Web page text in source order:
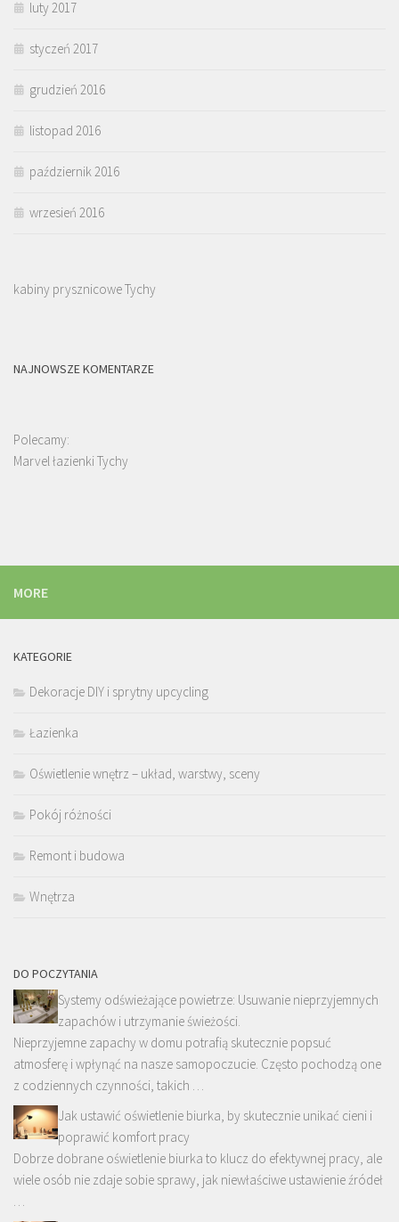
luty 2017
styczeń 2017
grudzień 2016
listopad 2016
październik 2016
wrzesień 2016
kabiny prysznicowe Tychy
NAJNOWSZE KOMENTARZE
Polecamy:
Marvel łazienki Tychy
MORE
KATEGORIE
Dekoracje DIY i sprytny upcycling
Łazienka
Oświetlenie wnętrz – układ, warstwy, sceny
Pokój różności
Remont i budowa
Wnętrza
DO POCZYTANIA
Systemy odświeżające powietrze: Usuwanie nieprzyjemnych
zapachów i utrzymanie świeżości.
Nieprzyjemne zapachy w domu potrafią skutecznie popsuć
atmosferę i wpłynąć na nasze samopoczucie. Często pochodzą one
z codziennych czynności, takich …
Jak ustawić oświetlenie biurka, by skutecznie unikać cieni i
poprawić komfort pracy
Dobrze dobrane oświetlenie biurka to klucz do efektywnej pracy, ale
wiele osób nie zdaje sobie sprawy, jak niewłaściwe ustawienie źródeł
…